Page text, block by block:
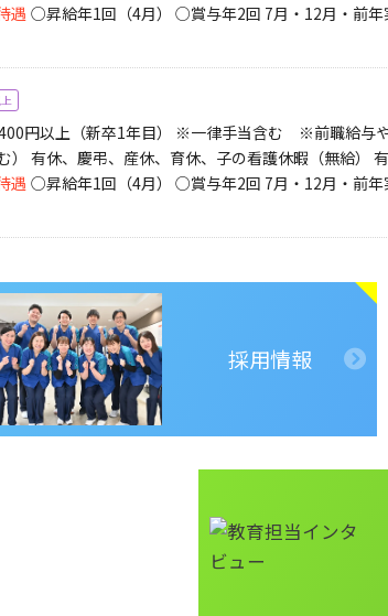
遇 ○昇給年1回（4月） ○賞与年2回 7月・12月・前
円以上（新卒1年目） ※一律手当含む ※前職給与
） 有休、慶弔、産休、育休、子の看護休暇（無給）
遇 ○昇給年1回（4月） ○賞与年2回 7月・12月・前
採用情報